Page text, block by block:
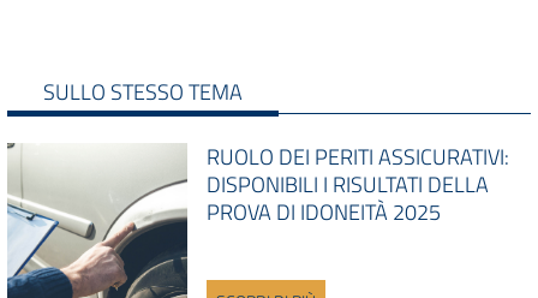
SULLO STESSO TEMA
RUOLO DEI PERITI ASSICURATIVI:
DISPONIBILI I RISULTATI DELLA
PROVA DI IDONEITÀ 2025